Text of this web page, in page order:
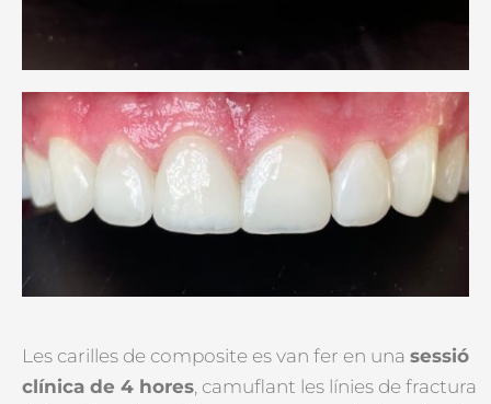
Les carilles de composite es van fer en una sessió
clínica de 4 hores, camuflant les línies de fractura